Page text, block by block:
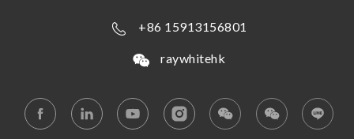
+86 15913156801
raywhitehk